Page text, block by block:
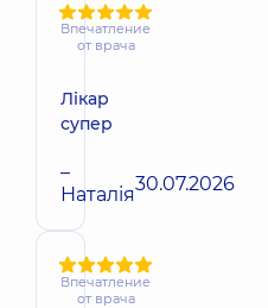
Впечатление
от врача
Лікар
супер
–
Наталія30.07.2026
Впечатление
от врача